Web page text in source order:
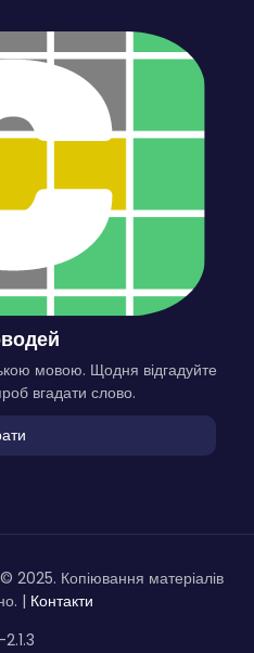
мовою. Щодня відгадуйте
вгадати слово.
© 2025. Копіювання матеріалів
| Контакти